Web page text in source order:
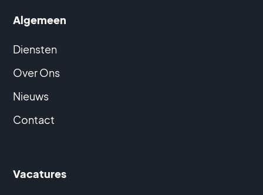
Algemeen
Diensten
Over Ons
Nieuws
Contact
Vacatures